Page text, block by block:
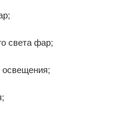
света фар;